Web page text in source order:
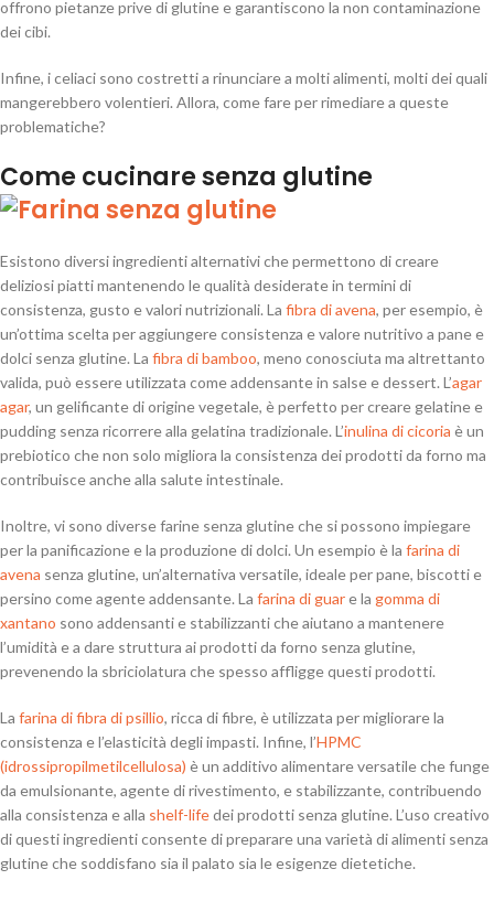
offrono pietanze prive di glutine e garantiscono la non contaminazione
dei cibi.
Infine, i celiaci sono costretti a rinunciare a molti alimenti, molti dei quali
mangerebbero volentieri. Allora, come fare per rimediare a queste
problematiche?
Come cucinare senza glutine
Esistono diversi ingredienti alternativi che permettono di creare
deliziosi piatti mantenendo le qualità desiderate in termini di
consistenza, gusto e valori nutrizionali. La fibra di avena, per esempio, è
un’ottima scelta per aggiungere consistenza e valore nutritivo a pane e
dolci senza glutine. La fibra di bamboo, meno conosciuta ma altrettanto
valida, può essere utilizzata come addensante in salse e dessert. L’agar
agar, un gelificante di origine vegetale, è perfetto per creare gelatine e
pudding senza ricorrere alla gelatina tradizionale. L’inulina di cicoria è un
prebiotico che non solo migliora la consistenza dei prodotti da forno ma
contribuisce anche alla salute intestinale.
Inoltre, vi sono diverse farine senza glutine che si possono impiegare
per la panificazione e la produzione di dolci. Un esempio è la farina di
avena senza glutine, un’alternativa versatile, ideale per pane, biscotti e
persino come agente addensante. La farina di guare la gomma di
xantano sono addensanti e stabilizzanti che aiutano a mantenere
l’umidità e a dare struttura ai prodotti da forno senza glutine,
prevenendo la sbriciolatura che spesso affligge questi prodotti.
La farina di fibra di psillio, ricca di fibre, è utilizzata per migliorare la
consistenza e l’elasticità degli impasti. Infine, l’HPMC
(idrossipropilmetilcellulosa) è un additivo alimentare versatile che funge
da emulsionante, agente di rivestimento, e stabilizzante, contribuendo
alla consistenza e alla shelf-lifedei prodotti senza glutine. L’uso creativo
di questi ingredienti consente di preparare una varietà di alimenti senza
glutine che soddisfano sia il palato sia le esigenze dietetiche.